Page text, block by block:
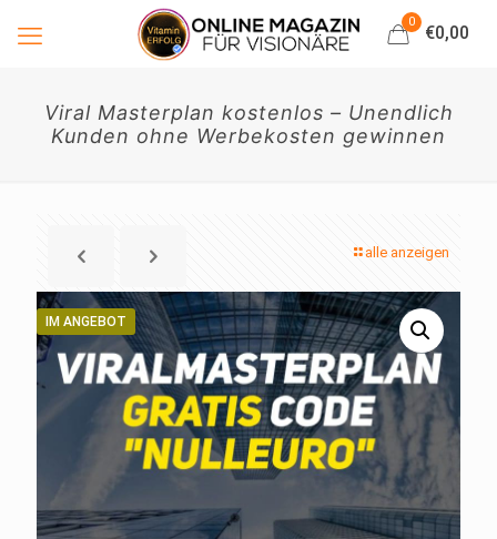
0
€0,00
Viral Masterplan kostenlos – Unendlich
Kunden ohne Werbekosten gewinnen
alle anzeigen
IM ANGEBOT